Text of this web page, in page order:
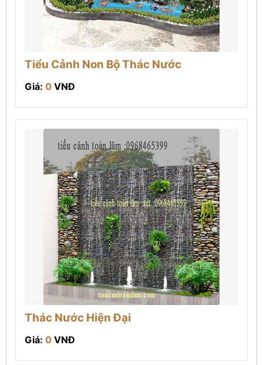
Tiểu Cảnh Non Bộ Thác Nước
Giá: 0 VNĐ
Thác Nước Hiện Đại
Giá: 0 VNĐ